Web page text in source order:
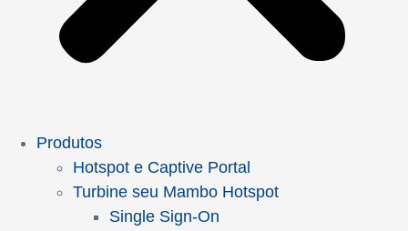
Produtos
Hotspot e Captive Portal
Turbine seu Mambo Hotspot
Single Sign-On